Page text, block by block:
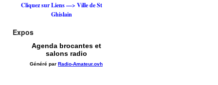
Cliquez sur Liens —> Ville de St
Ghislain
Expos